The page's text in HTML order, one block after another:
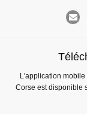
L'application
Corse est disponible